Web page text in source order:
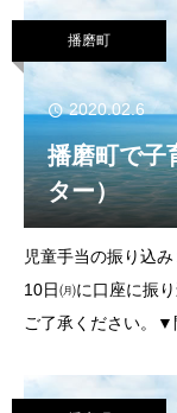
用 無料▼ところ
播磨町
2020.02.6
播磨町で子
ター）
児童手当の振り込
10日㈪に口座に振
ご了承ください。
池幼稚園に遊びに行